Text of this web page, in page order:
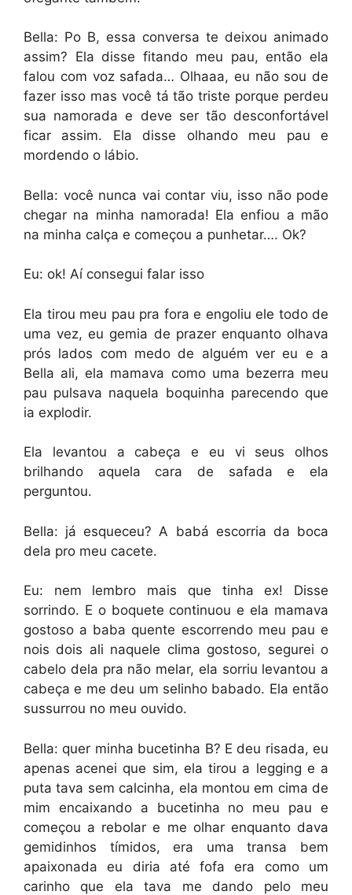
Bella: Po B, essa conversa te deixou animado
assim? Ela disse fitando meu pau, então ela
falou com voz safada… Olhaaa, eu não sou de
fazer isso mas você tá tão triste porque perdeu
sua namorada e deve ser tão desconfortável
ficar assim. Ela disse olhando meu pau e
mordendo o lábio.
Bella: você nunca vai contar viu, isso não pode
chegar na minha namorada! Ela enfiou a mão
na minha calça e começou a punhetar…. Ok?
Eu: ok! Aí consegui falar isso
Ela tirou meu pau pra fora e engoliu ele todo de
uma vez, eu gemia de prazer enquanto olhava
prós lados com medo de alguém ver eu e a
Bella ali, ela mamava como uma bezerra meu
pau pulsava naquela boquinha parecendo que
ia explodir.
Ela levantou a cabeça e eu vi seus olhos
brilhando aquela cara de safada e ela
perguntou.
Bella: já esqueceu? A babá escorria da boca
dela pro meu cacete.
Eu: nem lembro mais que tinha ex! Disse
sorrindo. E o boquete continuou e ela mamava
gostoso a baba quente escorrendo meu pau e
nois dois ali naquele clima gostoso, segurei o
cabelo dela pra não melar, ela sorriu levantou a
cabeça e me deu um selinho babado. Ela então
sussurrou no meu ouvido.
Bella: quer minha bucetinha B? E deu risada, eu
apenas acenei que sim, ela tirou a legging e a
puta tava sem calcinha, ela montou em cima de
mim encaixando a bucetinha no meu pau e
começou a rebolar e me olhar enquanto dava
gemidinhos tímidos, era uma transa bem
apaixonada eu diria até fofa era como um
carinho que ela tava me dando pelo meu